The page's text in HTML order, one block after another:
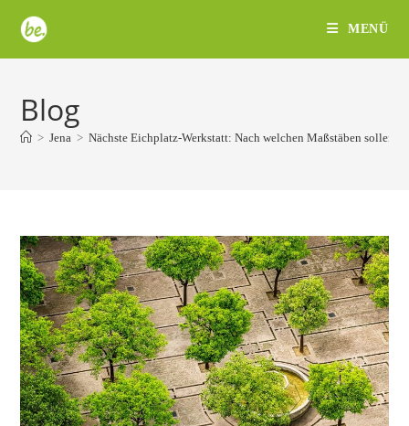
Inhalt
springen
MENÜ
Blog
> Jena > Nächste Eichplatz-Werkstatt: Nach welchen Maßstäben sollen